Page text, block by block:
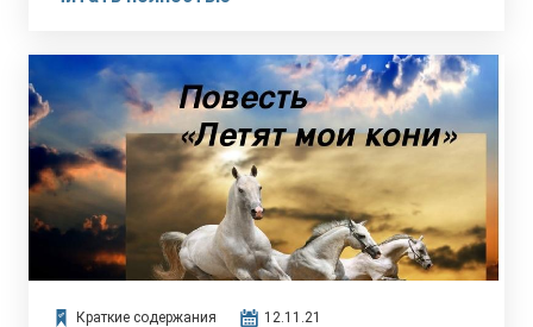
Краткие содержания 12.11.21